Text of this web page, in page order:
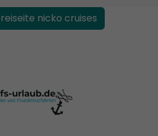
nicko cruises